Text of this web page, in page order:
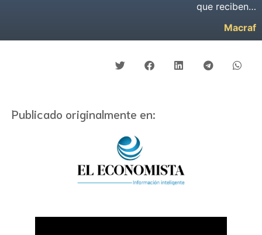
que reciben…
Macraf
Publicado originalmente en: